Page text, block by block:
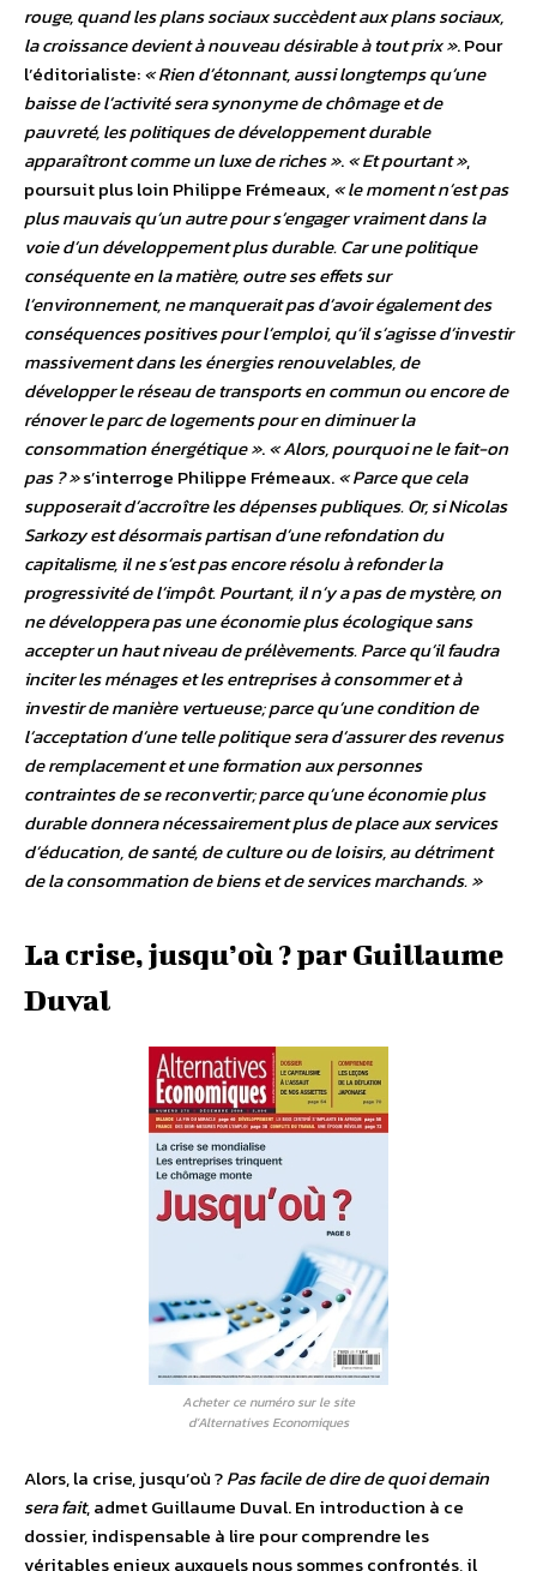
rouge, quand les plans sociaux succèdent aux plans sociaux,
la croissance devient à nouveau désirable à tout prix ». Pour
l’éditorialiste:« Rien d’étonnant, aussi longtemps qu’une
baisse de l’activité sera synonyme de chômage et de
pauvreté, les politiques de développement durable
apparaîtront comme un luxe de riches ».« Et pourtant »,
poursuit plus loin Philippe Frémeaux,« le moment n’est pas
plus mauvais qu’un autre pour s’engager vraiment dans la
voie d’un développement plus durable. Car une politique
conséquente en la matière, outre ses effets sur
l’environnement, ne manquerait pas d’avoir également des
conséquences positives pour l’emploi, qu’il s’agisse d’investir
massivement dans les énergies renouvelables, de
développer le réseau de transports en commun ou encore de
rénover le parc de logements pour en diminuer la
consommation énergétique ».« Alors, pourquoi ne le fait-on
pas ? »s’interroge Philippe Frémeaux.« Parce que cela
supposerait d’accroître les dépenses publiques. Or, si Nicolas
Sarkozy est désormais partisan d’une refondation du
capitalisme, il ne s’est pas encore résolu à refonder la
progressivité de l’impôt. Pourtant, il n’y a pas de mystère, on
ne développera pas une économie plus écologique sans
accepter un haut niveau de prélèvements. Parce qu’il faudra
inciter les ménages et les entreprises à consommer et à
investir de manière vertueuse; parce qu’une condition de
l’acceptation d’une telle politique sera d’assurer des revenus
de remplacement et une formation aux personnes
contraintes de se reconvertir; parce qu’une économie plus
durable donnera nécessairement plus de place aux services
d’éducation, de santé, de culture ou de loisirs, au détriment
de la consommation de biens et de services marchands. »
La crise, jusqu’où ? par Guillaume
Duval
Acheter ce numéro sur le site
d’Alternatives Economiques
Alors, la crise, jusqu’où ?Pas facile de dire de quoi demain
sera fait, admet Guillaume Duval. En introduction à ce
dossier, indispensable à lire pour comprendre les
véritables enjeux auxquels nous sommes confrontés, il